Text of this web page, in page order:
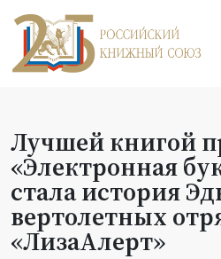
Лучшей книгой
«Электронная
стала история
вертолетных
«ЛизаАлерт»